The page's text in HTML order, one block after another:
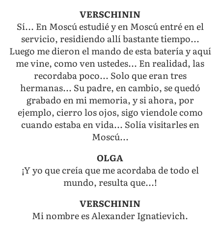
VERSCHININ
Sí... En Moscú estudié y en Moscú entré en el
servicio, residiendo allí bastante tiempo...
Luego me dieron el mando de esta batería y aquí
me vine, como ven ustedes... En realidad, las
recordaba poco... Solo que eran tres
hermanas... Su padre, en cambio, se quedó
grabado en mi memoria, y si ahora, por
ejemplo, cierro los ojos, sigo viendole como
cuando estaba en vida... Solía visitarles en
Moscú...
OLGA
¡Y yo que creía que me acordaba de todo el
mundo, resulta que...!
VERSCHININ
Mi nombre es Alexander Ignatievich.